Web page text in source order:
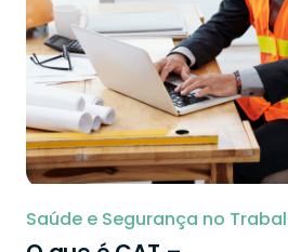
Saúde e Segurança no